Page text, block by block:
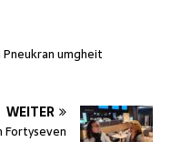
Pneukran umgheit
WEITER
Fortyseven